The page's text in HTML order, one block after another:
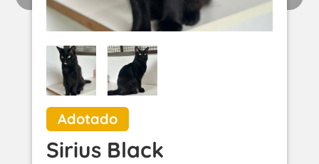
Adotado
Sirius Black